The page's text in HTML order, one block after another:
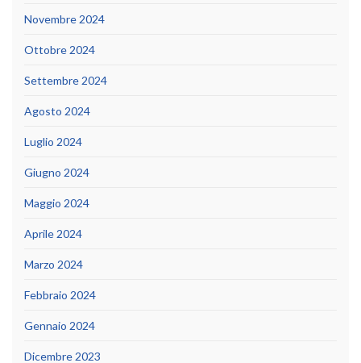
Novembre 2024
Ottobre 2024
Settembre 2024
Agosto 2024
Luglio 2024
Giugno 2024
Maggio 2024
Aprile 2024
Marzo 2024
Febbraio 2024
Gennaio 2024
Dicembre 2023